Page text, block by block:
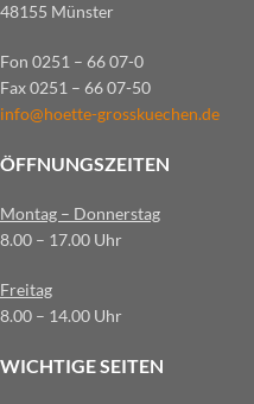
48155 Münster
Fon 0251 – 66 07-0
Fax 0251 – 66 07-50
info@hoette-grosskuechen.de
ÖFFNUNGSZEITEN
Montag – Donnerstag
8.00 – 17.00 Uhr
Freitag
8.00 – 14.00 Uhr
WICHTIGE SEITEN